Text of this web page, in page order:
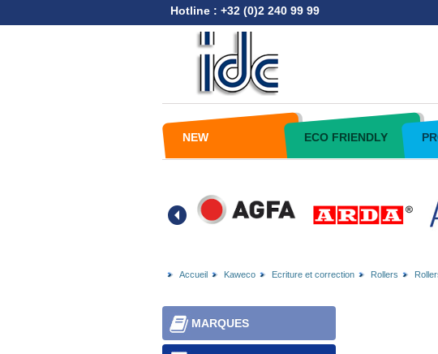
Hotline : +32 (0)2 240 99 99
NEW ECO FRIENDLY
Accueil Kaweco Ecriture et correction Rollers
MARQUES